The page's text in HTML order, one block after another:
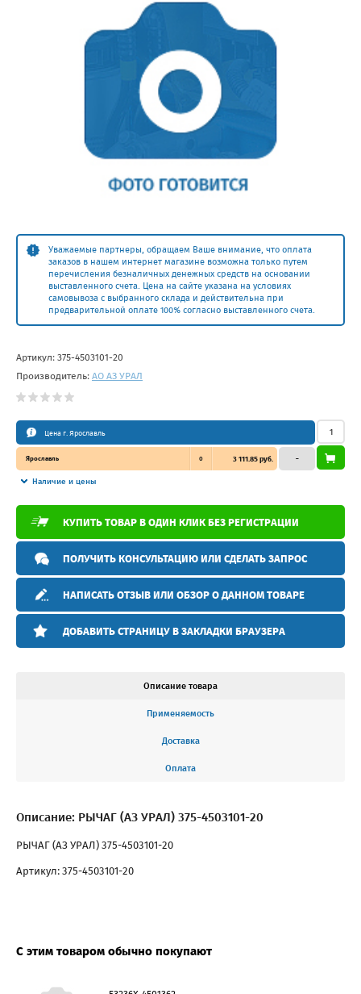
Уважаемые партнеры, обращаем Ваше внимание, что оплата
заказов в нашем интернет магазине возможна только путем
перечисления безналичных денежных средств на основании
выставленного счета. Цена на сайте указана на условиях
самовывоза с выбранного склада и действительна при
предварительной оплате 100% согласно выставленного счета.
Артикул: 375-4503101-20
Производитель: АО АЗ УРАЛ
Цена г. Ярославль
Ярославль 0 3 111.85 руб.
Наличие и цены
–
КУПИТЬ ТОВАР В ОДИН КЛИК БЕЗ РЕГИСТРАЦИИ
ПОЛУЧИТЬ КОНСУЛЬТАЦИЮ ИЛИ СДЕЛАТЬ ЗАПРОС
НАПИСАТЬ ОТЗЫВ ИЛИ ОБЗОР О ДАННОМ ТОВАРЕ
ДОБАВИТЬ СТРАНИЦУ В ЗАКЛАДКИ БРАУЗЕРА
Описание товара
Применяемость
Доставка
Оплата
Описание: РЫЧАГ (АЗ УРАЛ) 375-4503101-20
РЫЧАГ (АЗ УРАЛ) 375-4503101-20
Артикул: 375-4503101-20
С этим товаром обычно покупают